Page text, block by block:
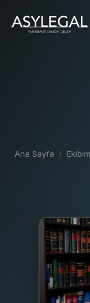
Ana Sayfa /